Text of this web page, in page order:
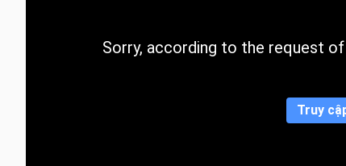
Sorry, according to the request
Truy